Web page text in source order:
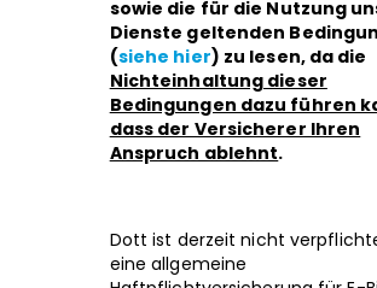
sowie die für die Nutzung
Dienste geltenden
(siehe hier) zu lesen, da die
Nichteinhaltung dieser
Bedingungen dazu führen
dass der Versicherer Ihren
Anspruch ablehnt.
Dott ist derzeit nicht
eine allgemeine